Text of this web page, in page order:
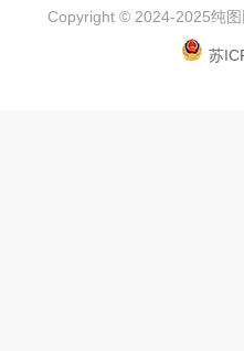
Copyright © 2024-2025纯
苏